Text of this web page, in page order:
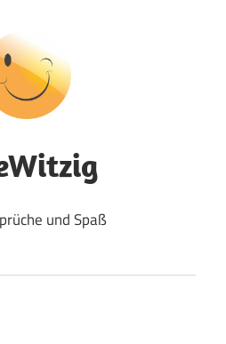
und Spaß